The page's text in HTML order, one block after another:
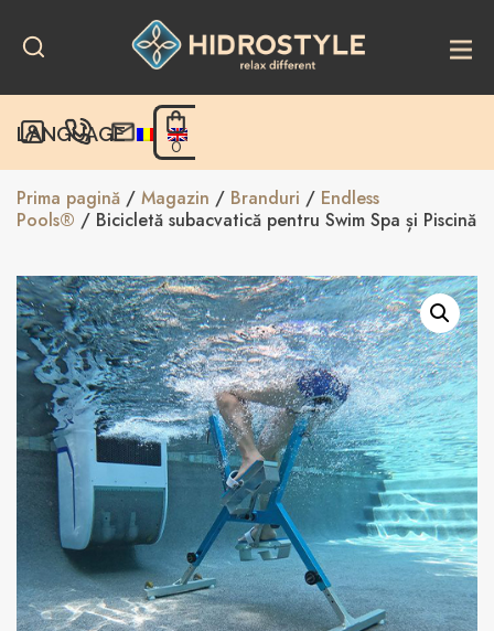
content
LANGUAGE
0
Prima pagină / Magazin / Branduri / Endless
Pools® / Bicicletă subacvatică pentru Swim Spa și Piscină